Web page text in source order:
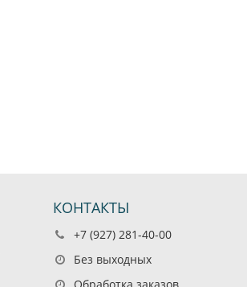
КОНТАКТЫ
+7 (927) 281-40-00
Без выходных